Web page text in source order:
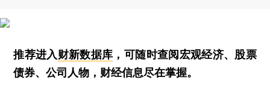
推荐进入财新数据库 ，可随时查阅宏观经济、股票
债券、公司人物，财经信息尽在掌握。